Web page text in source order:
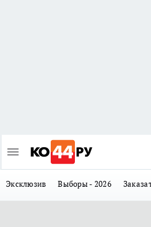
Эксклюзив Выборы - 2026